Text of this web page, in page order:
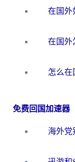
免费回国加速器